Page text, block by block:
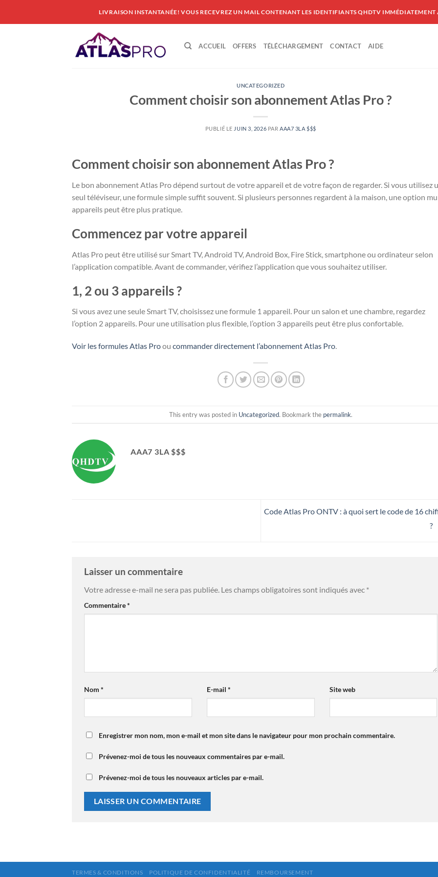
LIVRAISON INSTANTANÉE! VOUS RECEVREZ UN MAIL CONTENANT LES IDENTIFIANTS QHDTV
ACCUEIL OFFERS TÉLÉCHARGEMENT CONTACT AIDE
UNCATEGORIZED
Comment choisir son abonnement Atlas Pro ?
PUBLIÉ LE JUIN 3, 2026 PAR AAA7 3LA $$$
Comment choisir son abonnement Atlas Pro ?
Le bon abonnement Atlas Pro dépend surtout de votre appareil et de votre façon de regarder. Si vous utilisez
seul téléviseur, une formule simple suffit souvent. Si plusieurs personnes regardent à la maison, une option
appareils peut être plus pratique.
Commencez par votre appareil
Atlas Pro peut être utilisé sur Smart TV, Android TV, Android Box, Fire Stick, smartphone ou ordinateur selon
l’application compatible. Avant de commander, vérifiez l’application que vous souhaitez utiliser.
1, 2 ou 3 appareils ?
Si vous avez une seule Smart TV, choisissez une formule 1 appareil. Pour un salon et une chambre, regardez
l’option 2 appareils. Pour une utilisation plus flexible, l’option 3 appareils peut être plus confortable.
Voir les formules Atlas Proou commander directement l’abonnement Atlas Pro.
This entry was posted in Uncategorized. Bookmark the permalink.
AAA7 3LA $$$
Code Atlas Pro ONTV : à quoi sert le code de 16
?
Laisser un commentaire
Votre adresse e-mail ne sera pas publiée. Les champs obligatoires sont indiqués avec *
Commentaire*
Nom * E-mail * Site web
Enregistrer mon nom, mon e-mail et mon site dans le navigateur pour mon prochain commentaire.
Prévenez-moi de tous les nouveaux commentaires par e-mail.
Prévenez-moi de tous les nouveaux articles par e-mail.
TERMES & CONDITIONS POLITIQUE DE CONFIDENTIALITÉ REMBOURSEMENT